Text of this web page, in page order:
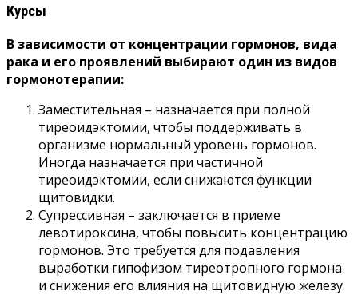
Курсы
В зависимости от концентрации гормонов, вида
рака и его проявлений выбирают один из видов
гормонотерапии:
Заместительная – назначается при полной
тиреоидэктомии, чтобы поддерживать в
организме нормальный уровень гормонов.
Иногда назначается при частичной
тиреоидэктомии, если снижаются функции
щитовидки.
Супрессивная – заключается в приеме
левотироксина, чтобы повысить концентрацию
гормонов. Это требуется для подавления
выработки гипофизом тиреотропного гормона
и снижения его влияния на щитовидную железу.